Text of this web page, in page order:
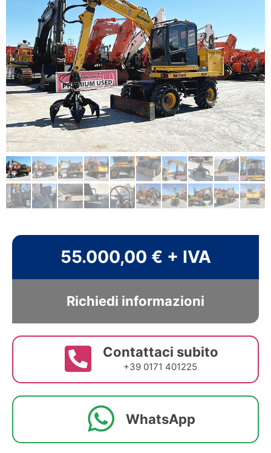
55.000,00 € + IVA
Richiedi informazioni
Contattaci subito
+39 0171 401225
WhatsApp